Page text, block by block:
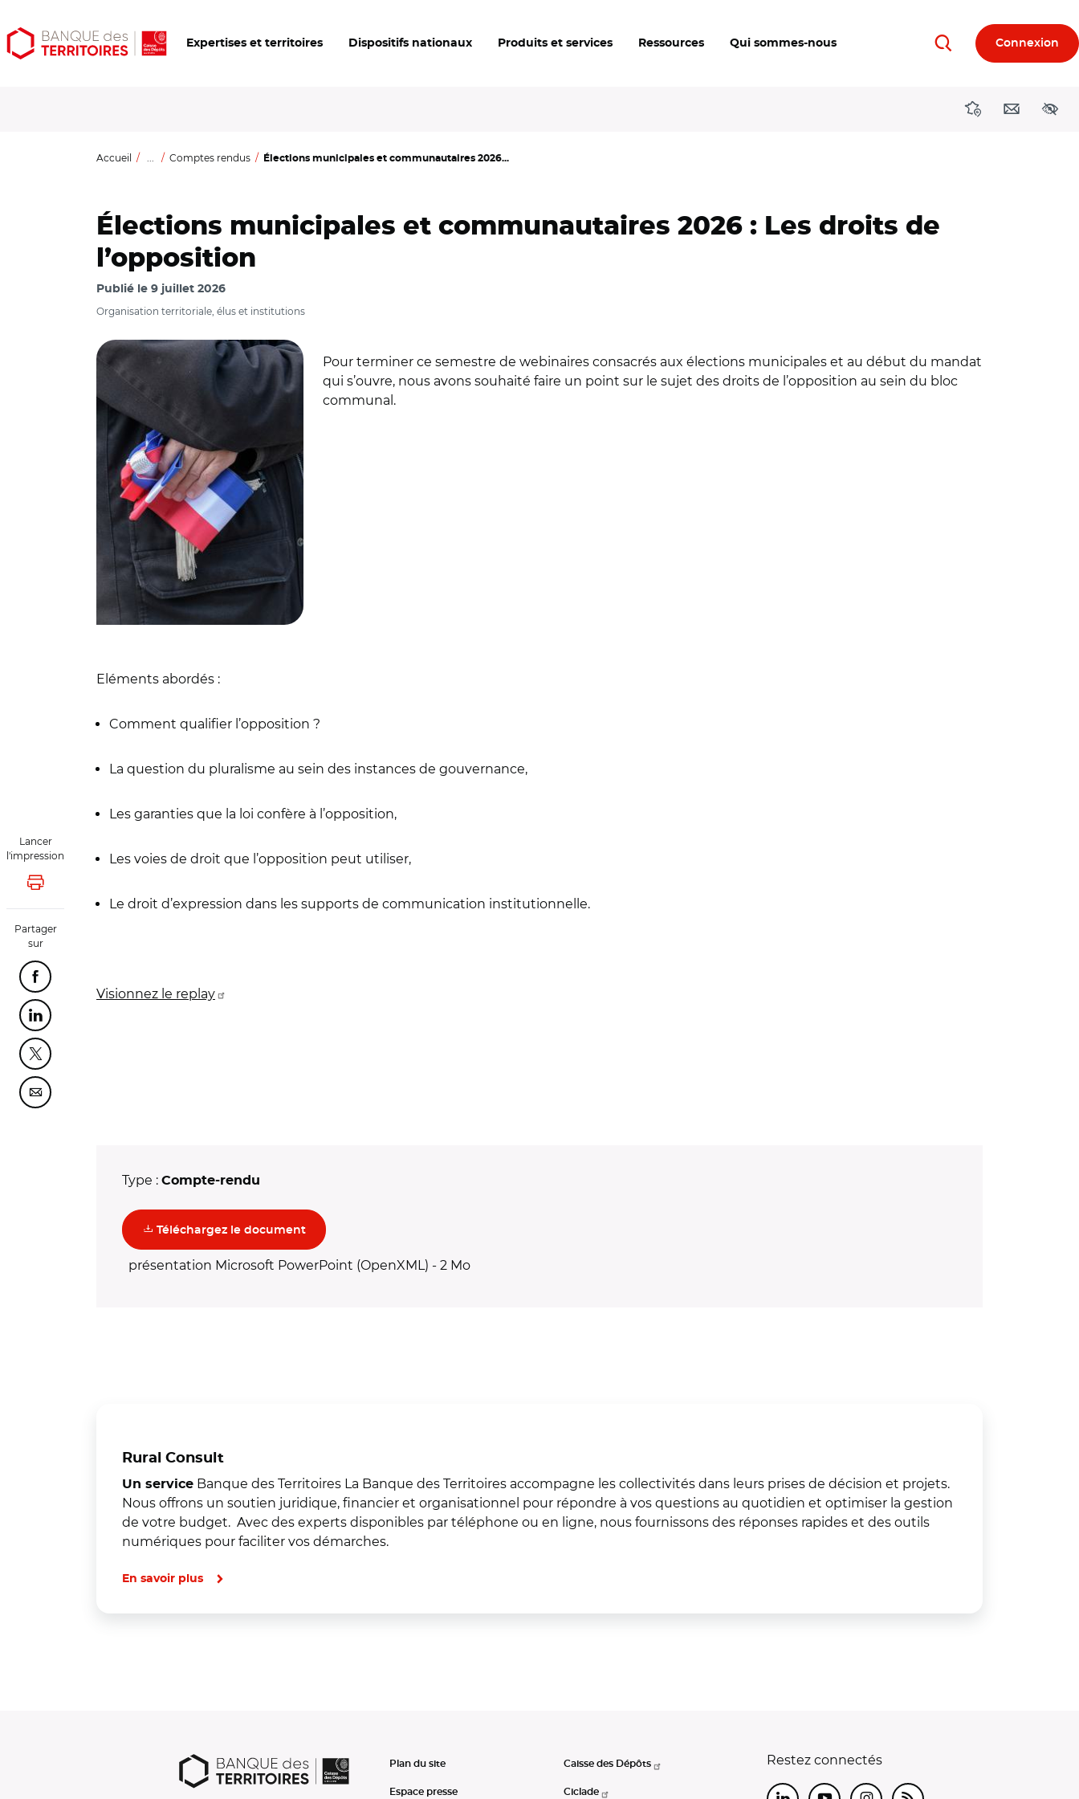
Aller
au
Aller
au
Ouvrir
les
Expertises et territoires Dispositifs nationaux Produits et services Ressources Qui sommes-nous RechercherConnexion
DirectionsContact
Accueil ... Comptes rendus Élections municipales et communautaires 2026...
Élections municipales et communautaires 2026 : Les droits de
l’opposition
Publié le 9 juillet 2026
Organisation territoriale, élus et institutions
Lancer
l'impression
Lancer l'impression
Partager
sur
Partager cette page sur Facebook
Partager cette page sur Linkedin
Partager cette page sur Twitter
Partager cette page sur Courriel
Pour terminer ce semestre de webinaires consacrés aux élections municipales et au début du mandat
qui s’ouvre, nous avons souhaité faire un point sur le sujet des droits de l’opposition au sein du bloc
communal.
Eléments abordés :
Comment qualifier l’opposition ?
La question du pluralisme au sein des instances de gouvernance,
Les garanties que la loi confère à l’opposition,
Les voies de droit que l’opposition peut utiliser,
Le droit d’expression dans les supports de communication institutionnelle.
Visionnez le replay
Type : Compte-rendu
Téléchargez le document(nouvelle fenêtre)
présentation Microsoft PowerPoint (OpenXML) - 2 Mo
Rural Consult
Un service Banque des Territoires La Banque des Territoires accompagne les collectivités dans leurs prises de décision et projets.
Nous offrons un soutien juridique, financier et organisationnel pour répondre à vos questions au quotidien et optimiser la gestion
de votre budget. Avec des experts disponibles par téléphone ou en ligne, nous fournissons des réponses rapides et des outils
numériques pour faciliter vos démarches.
En savoir plus
Plan du site
Espace presse
Caisse des Dépôts
Ciclade
Restez connectés